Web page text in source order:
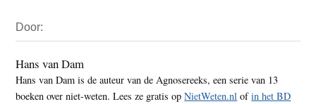
Sidebar
Door:
Hans van Dam
Hans van Dam is de auteur van de Agnosereeks, een serie van 13
boeken over niet-weten. Lees ze gratis opNietWeten.nl ofin het BD